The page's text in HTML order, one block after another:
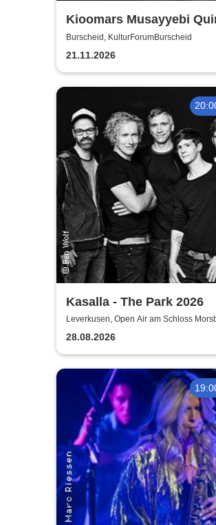
Kioomars Musayyebi
- KulturForumBurscheid
Burscheid, KulturForumBurscheid
21.11.2026
Kasalla - The Park 2026
Leverkusen, Open Air am Schloss
28.08.2026